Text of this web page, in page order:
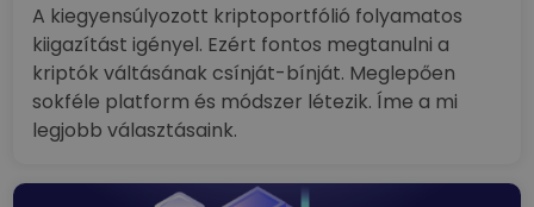
A kiegyensúlyozott kriptoportfólió folyamatos
kiigazítást igényel. Ezért fontos megtanulni a
kriptók váltásának csínját-bínját. Meglepően
sokféle platform és módszer létezik. Íme a mi
legjobb választásaink.